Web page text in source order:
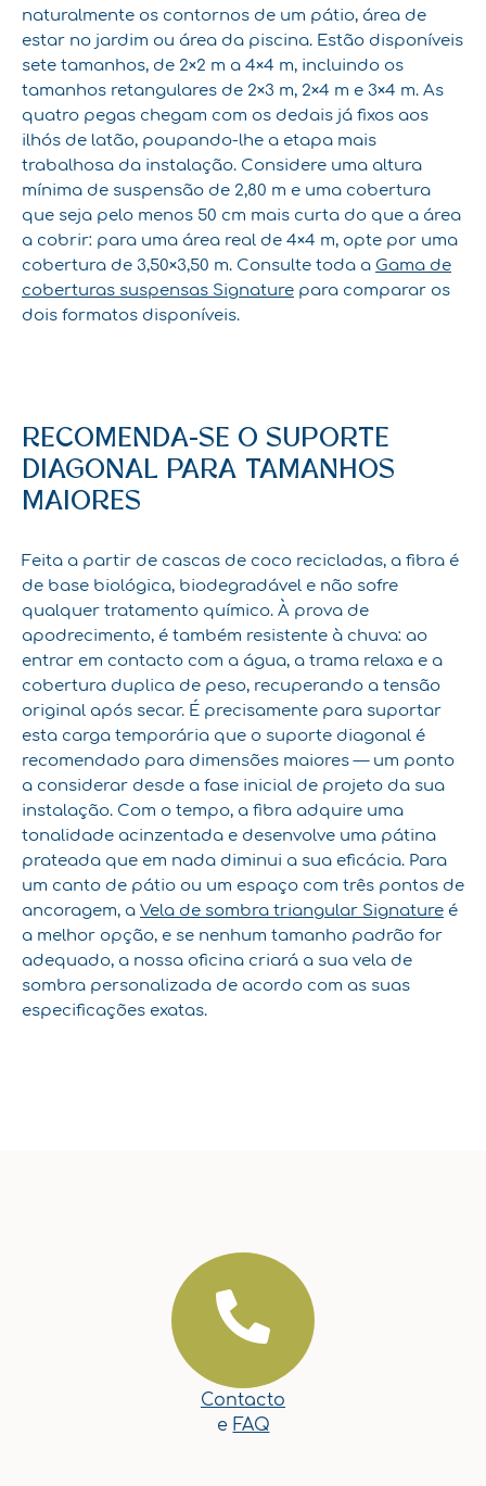
naturalmente os contornos de um pátio, área de
estar no jardim ou área da piscina. Estão disponíveis
sete tamanhos, de 2×2 m a 4×4 m, incluindo os
tamanhos retangulares de 2×3 m, 2×4 m e 3×4 m. As
quatro pegas chegam com os dedais já fixos aos
ilhós de latão, poupando-lhe a etapa mais
trabalhosa da instalação. Considere uma altura
mínima de suspensão de 2,80 m e uma cobertura
que seja pelo menos 50 cm mais curta do que a área
a cobrir: para uma área real de 4×4 m, opte por uma
cobertura de 3,50×3,50 m. Consulte toda a Gama de
coberturas suspensas Signature para comparar os
dois formatos disponíveis.
RECOMENDA-SE O SUPORTE
DIAGONAL PARA TAMANHOS
MAIORES
Feita a partir de cascas de coco recicladas, a fibra é
de base biológica, biodegradável e não sofre
qualquer tratamento químico. À prova de
apodrecimento, é também resistente à chuva: ao
entrar em contacto com a água, a trama relaxa e a
cobertura duplica de peso, recuperando a tensão
original após secar. É precisamente para suportar
esta carga temporária que o suporte diagonal é
recomendado para dimensões maiores — um ponto
a considerar desde a fase inicial de projeto da sua
instalação. Com o tempo, a fibra adquire uma
tonalidade acinzentada e desenvolve uma pátina
prateada que em nada diminui a sua eficácia. Para
um canto de pátio ou um espaço com três pontos de
ancoragem, a Vela de sombra triangular Signature é
a melhor opção, e se nenhum tamanho padrão for
adequado, a nossa oficina criará a sua vela de
sombra personalizada de acordo com as suas
especificações exatas.
Contacto
e FAQ